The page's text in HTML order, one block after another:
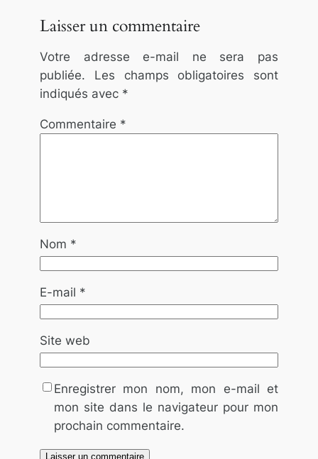
Laisser un commentaire
Votre adresse e-mail ne sera pas
publiée.
Les champs obligatoires sont
indiqués avec *
Commentaire *
Nom *
E-mail *
Site web
Enregistrer mon nom, mon e-mail et
mon site dans le navigateur pour mon
prochain commentaire.